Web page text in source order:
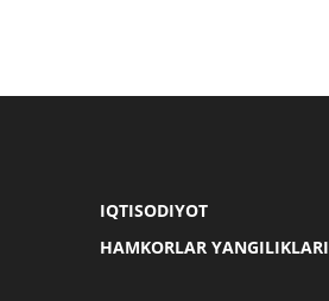
IQTISODIYOT
HAMKORLAR YANGILIKLARI